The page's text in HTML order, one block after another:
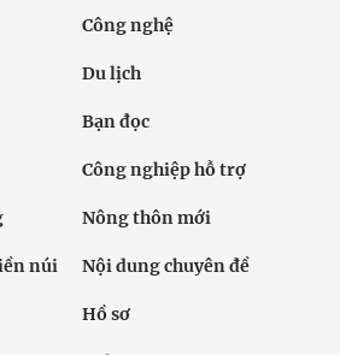
Công nghệ
Du lịch
Bạn đọc
Công nghiệp hỗ trợ
Nông thôn mới
núi Nội dung chuyên đề
Hồ sơ